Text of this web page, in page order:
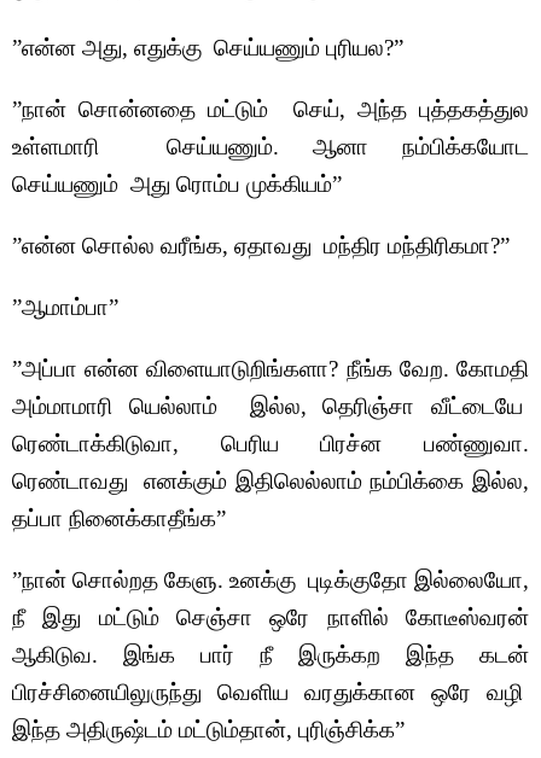
”என்ன அது, எதுக்கு செய்யணும் புரியல?”
”நான் சொன்னதை மட்டும் செய், அந்த புத்தகத்துல
உள்ளமாரி செய்யணும். ஆனா நம்பிக்கயோட
செய்யணும் அது ரொம்ப முக்கியம்”
”என்ன சொல்ல வரீங்க, ஏதாவது மந்திர மந்திரிகமா?”
”ஆமாம்பா”
”அப்பா என்ன விளையாடுறிங்களா? நீங்க வேற. கோமதி
அம்மாமாரி யெல்லாம் இல்ல, தெரிஞ்சா வீட்டையே
ரெண்டாக்கிடுவா, பெரிய பிரச்ன பண்ணுவா.
ரெண்டாவது எனக்கும் இதிலெல்லாம் நம்பிக்கை இல்ல,
தப்பா நினைக்காதீங்க”
”நான் சொல்றத கேளு. உனக்கு புடிக்குதோ இல்லையோ,
நீ இது மட்டும் செஞ்சா ஒரே நாளில் கோடீஸ்வரன்
ஆகிடுவ. இங்க பார் நீ இருக்கற இந்த கடன்
பிரச்சினையிலுருந்து வெளிய வரதுக்கான ஒரே வழி
இந்த அதிருஷ்டம் மட்டும்தான், புரிஞ்சிக்க”